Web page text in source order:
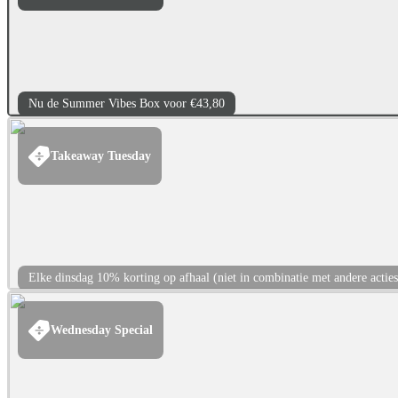
Nu de Summer Vibes Box voor €43,80
Takeaway Tuesday
Elke dinsdag 10% korting op afhaal (niet in combinatie met andere
Wednesday Special